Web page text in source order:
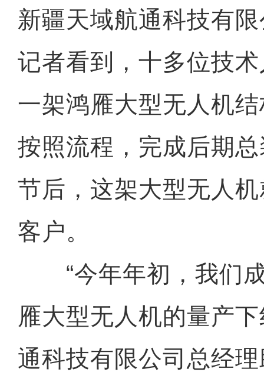
新疆天域航通科技有
记者看到，十多位技
一架鸿雁大型无人机
按照流程，完成后期
节后，这架大型无人
客户。
“今年年初，我们成
雁大型无人机的量产
通科技有限公司总经